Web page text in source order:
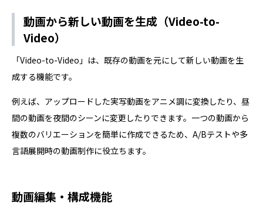
動画から新しい動画を生成（Video-to-
Video）
「Video-to-Video」は、既存の動画を元にして新しい動画を生
成する機能です。
例えば、アップロードした実写動画をアニメ調に変換したり、昼
間の動画を夜間のシーンに変更したりできます。一つの動画から
複数のバリエーションを簡単に作成できるため、A/Bテストや多
言語展開時の動画制作に役立ちます。
動画編集・構成機能